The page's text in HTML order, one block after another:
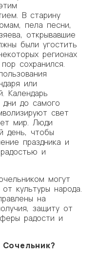
В старину
пела песни,
открывавшие
были угостить
регионах
сохранился.
или
Календарь
дни до самого
свет
мир. Люди
день, чтобы
праздника и
и
могут
культуры народа.
на
защиту от
радости и